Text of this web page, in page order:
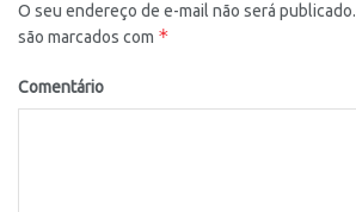
O seu endereço de e-mail não será publicado.
são marcados com *
Comentário